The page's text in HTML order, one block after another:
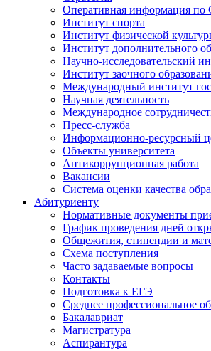
Оперативная информация по
Институт спорта
Институт физической
Институт дополнительного
Научно-исследовательский
Институт заочного
Международный институт
Научная деятельность
Международное
Пресс-служба
Информационно-ресурсный
Объекты университета
Антикоррупционная работа
Вакансии
Система оценки качества
Абитуриенту
Нормативные документы
График проведения дней
Общежития, стипендии и
Схема поступления
Часто задаваемые вопросы
Контакты
Подготовка к ЕГЭ
Среднее профессиональное
Бакалавриат
Магистратура
Аспирантура